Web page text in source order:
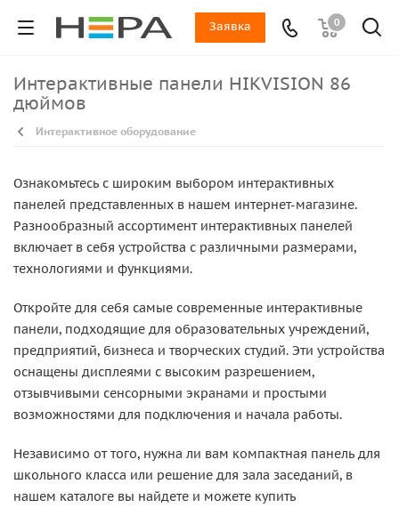
0
Заявка
Интерактивные панели HIKVISION 86
дюймов
Интерактивное оборудование
Ознакомьтесь с широким выбором интерактивных
панелей представленных в нашем интернет-магазине.
Разнообразный ассортимент интерактивных панелей
включает в себя устройства с различными размерами,
технологиями и функциями.
Откройте для себя самые современные интерактивные
панели, подходящие для образовательных учреждений,
предприятий, бизнеса и творческих студий. Эти устройства
оснащены дисплеями с высоким разрешением,
отзывчивыми сенсорными экранами и простыми
возможностями для подключения и начала работы.
Независимо от того, нужна ли вам компактная панель для
школьного класса или решение для зала заседаний, в
нашем каталоге вы найдете и можете купить